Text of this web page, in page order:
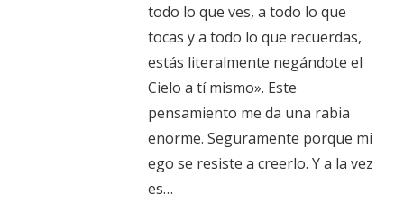
todo lo que ves, a todo lo que
tocas y a todo lo que recuerdas,
estás literalmente negándote el
Cielo a tí mismo». Este
pensamiento me da una rabia
enorme. Seguramente porque mi
ego se resiste a creerlo. Y a la vez
es…